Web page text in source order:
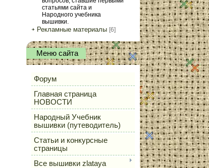
статьями сайта и
Народного учебника
вышивки.
Рекламные материалы [6]
Меню сайта
Форум
Главная страница
НОВОСТИ
Народный Учебник
вышивки (путеводитель)
Статьи и конкурсные
страницы
Все вышивки zlataya